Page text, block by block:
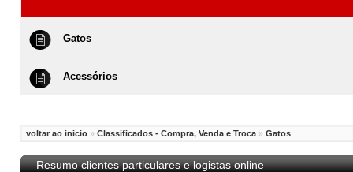
Gatos
Acessórios
voltar ao inicio » Classificados - Compra, Venda e Troca » Gatos
Resumo clientes particulares e logistas online